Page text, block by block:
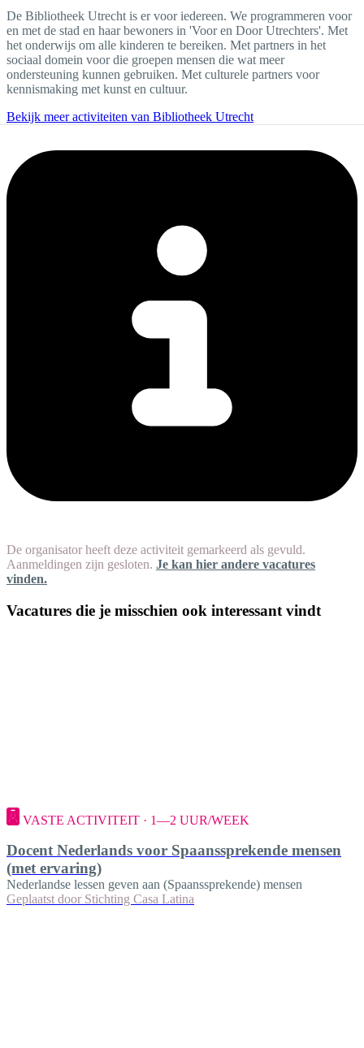
De Bibliotheek Utrecht is er voor iedereen. We programmeren voor
en met de stad en haar bewoners in 'Voor en Door Utrechters'. Met
het onderwijs om alle kinderen te bereiken. Met partners in het
sociaal domein voor die groepen mensen die wat meer
ondersteuning kunnen gebruiken. Met culturele partners voor
kennismaking met kunst en cultuur.
Bekijk meer activiteiten van Bibliotheek Utrecht
De organisator heeft deze activiteit gemarkeerd als gevuld.
Aanmeldingen zijn gesloten. Je kan hier andere vacatures
vinden.
Vacatures die je misschien ook interessant vindt
VASTE ACTIVITEIT · 1—2 UUR/WEEK
Docent Nederlands voor Spaanssprekende mensen
(met ervaring)
Nederlandse lessen geven aan (Spaanssprekende) mensen
Geplaatst door Stichting Casa Latina